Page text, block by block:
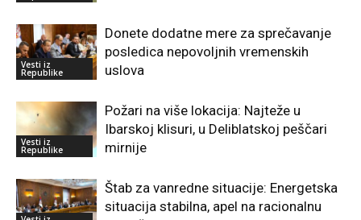
Vesti iz
Republike
Donete dodatne mere za sprečavanje
posledica nepovoljnih vremenskih
uslova
Vesti iz
Republike
Požari na više lokacija: Najteže u
Ibarskoj klisuri, u Deliblatskoj peščari
mirnije
Štab za vanredne situacije: Energetska
situacija stabilna, apel na racionalnu